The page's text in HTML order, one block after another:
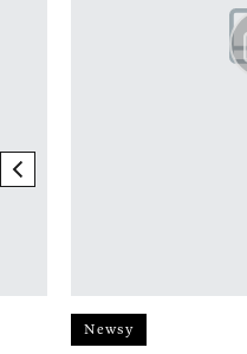
previous element
Newsy